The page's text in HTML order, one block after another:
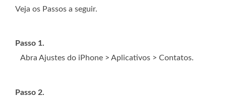
Veja os Passos a seguir.
Passo 1.
Abra Ajustes do iPhone > Aplicativos > Contatos.
Passo 2.